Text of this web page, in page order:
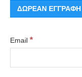
ΔΩΡΕΑΝ ΕΓΓΡΑΦΗ
Email *